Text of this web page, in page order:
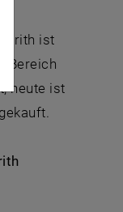
ist
Bereich
heute ist